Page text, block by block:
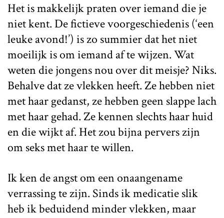
Het is makkelijk praten over iemand die je
niet kent. De fictieve voorgeschiedenis (‘een
leuke avond!’) is zo summier dat het niet
moeilijk is om iemand af te wijzen. Wat
weten die jongens nou over dit meisje? Niks.
Behalve dat ze vlekken heeft. Ze hebben niet
met haar gedanst, ze hebben geen slappe lach
met haar gehad. Ze kennen slechts haar huid
en die wijkt af. Het zou bijna pervers zijn
om seks met haar te willen.
Ik ken de angst om een onaangename
verrassing te zijn. Sinds ik medicatie slik
heb ik beduidend minder vlekken, maar